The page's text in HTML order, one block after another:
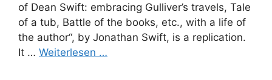
of Dean Swift: embracing Gulliver’s travels, Tale
of a tub, Battle of the books, etc., with a life of
the author“, by Jonathan Swift, is a replication.
It … Weiterlesen …